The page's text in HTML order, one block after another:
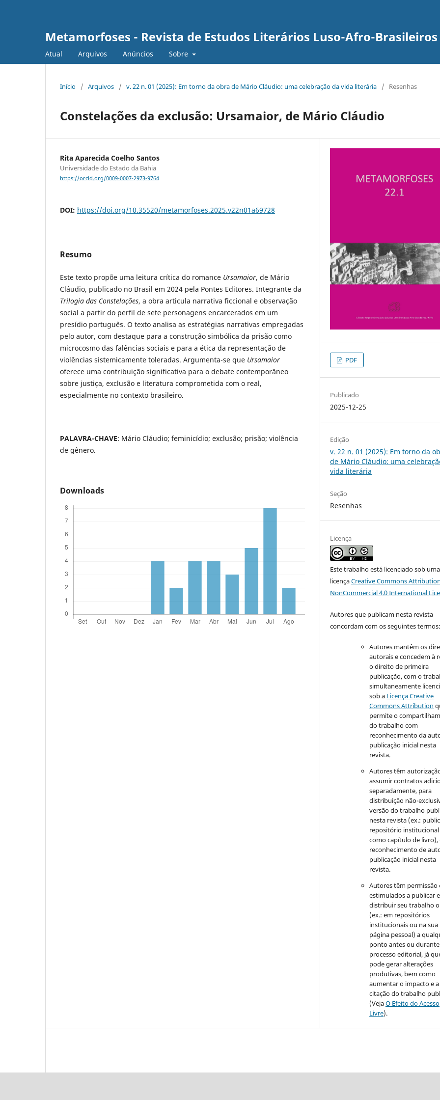
Metamorfoses - Revista de Estudos Literários Luso-Afro-Brasileiros
Atual Arquivos Anúncios Sobre
Início / Arquivos / v. 22 n. 01 (2025): Em torno da obra de Mário Cláudio: uma celebração da vida literária / Resenhas
Constelações da exclusão: Ursamaior, de Mário Cláudio
Rita Aparecida Coelho Santos
Universidade do Estado da Bahia
https://orcid.org/0009-0007-2973-9764
DOI: https://doi.org/10.35520/metamorfoses.2025.v22n01a69728
Resumo
Este texto propõe uma leitura crítica do romance Ursamaior, de Mário
Cláudio, publicado no Brasil em 2024 pela Pontes Editores. Integrante da
Trilogia das Constelações, a obra articula narrativa ficcional e observação
social a partir do perfil de sete personagens encarcerados em um
presídio português. O texto analisa as estratégias narrativas empregadas
pelo autor, com destaque para a construção simbólica da prisão como
microcosmo das falências sociais e para a ética da representação de
violências sistemicamente toleradas. Argumenta-se que Ursamaior
oferece uma contribuição significativa para o debate contemporâneo
sobre justiça, exclusão e literatura comprometida com o real,
especialmente no contexto brasileiro.
PALAVRA-CHAVE: Mário Cláudio; feminicídio; exclusão; prisão; violência
de gênero.
Downloads
PDF
Publicado
2025-12-25
Edição
v. 22 n. 01 (2025): Em torno da
de Mário Cláudio: uma
vida literária
Seção
Resenhas
Licença
Este trabalho está licenciado sob uma
licençaCreative Commons
NonCommercial 4.0 International
Autores que publicam nesta revista
concordam com os seguintes termos:
Autores mantêm os
autorais e concedem à
o direito de primeira
publicação, com o
simultaneamente
sob a Licença Creative
Commons Attribution
permite o
do trabalho com
reconhecimento da
publicação inicial nesta
revista.
Autores têm
assumir contratos
separadamente, para
distribuição não-
versão do trabalho
nesta revista (ex.:
repositório institucional
como capítulo de livro),
reconhecimento de
publicação inicial nesta
revista.
Autores têm permissão
estimulados a publicar e
distribuir seu trabalho
(ex.: em repositórios
institucionais ou na sua
página pessoal) a
ponto antes ou
processo editorial, já
pode gerar alterações
produtivas, bem como
aumentar o impacto e a
citação do trabalho
(VejaO Efeito do Acesso
Livre).